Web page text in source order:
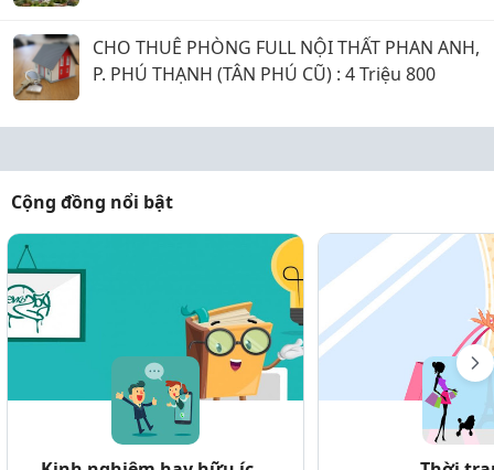
CHO THUÊ PHÒNG FULL NỘI THẤT PHAN ANH,
P. PHÚ THẠNH (TÂN PHÚ CŨ) : 4 Triệu 800
Cộng đồng nổi bật